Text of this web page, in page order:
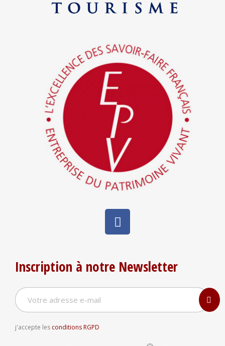
Inscription à notre Newsletter
j'accepte les conditions RGPD